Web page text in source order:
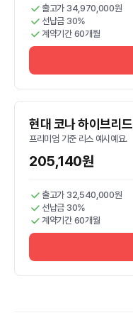
출고가 34,970,000원
선납금 30%
계약기간 60개월
현대 코나 하이브리
프리미엄 기준 리스 예시예요.
205,140원
출고가 32,540,000원
선납금 30%
계약기간 60개월